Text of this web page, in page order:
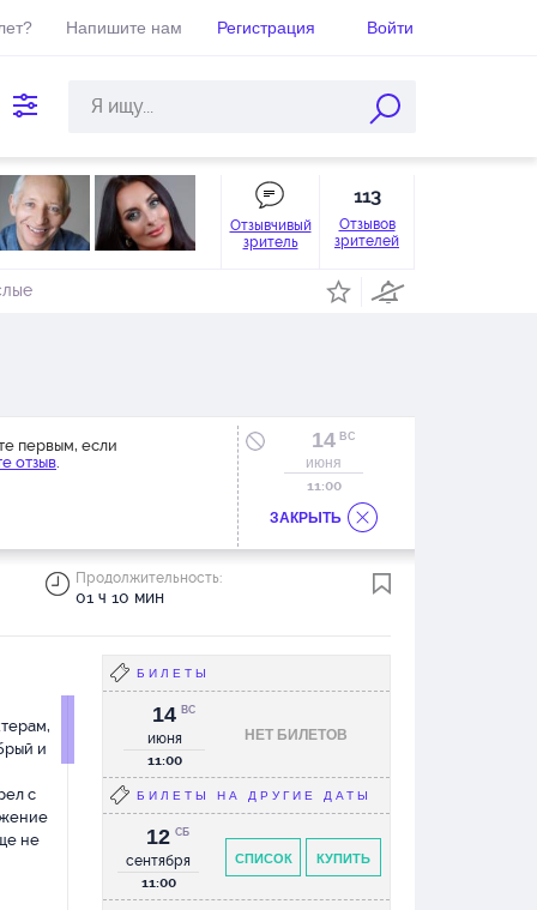
Напишите нам Регистрация Войти
Отзывчивый
зритель
113
Отзывов
зрителей
первым, если
отзыв.
14 ВС
июня
11:00
Продолжительность:
01 ч 10 мин
ЗАКРЫТЬ
и
с
не
БИЛЕТЫ
НЕТ БИЛЕТОВ
14
июня
ВС
11:00
БИЛЕТЫ НА ДРУГИЕ ДАТЫ
КУПИТЬ
СПИСОК
12
сентября
СБ
11:00